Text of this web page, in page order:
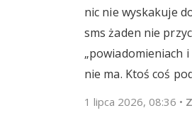
nic nie wyskakuje
sms żaden nie
„powiadomieniach
nie ma. Ktoś coś
1 lipca 2026, 08:36 •